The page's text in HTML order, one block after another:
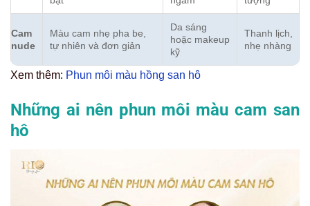
Cam
nude
Màu cam nhẹ pha be,
tự nhiên và đơn giản
Da sáng
hoặc makeup
kỹ
Thanh lịch,
nhẹ nhàng
Xem thêm: Phun môi màu hồng san hô
Những ai nên phun môi màu cam san
hô